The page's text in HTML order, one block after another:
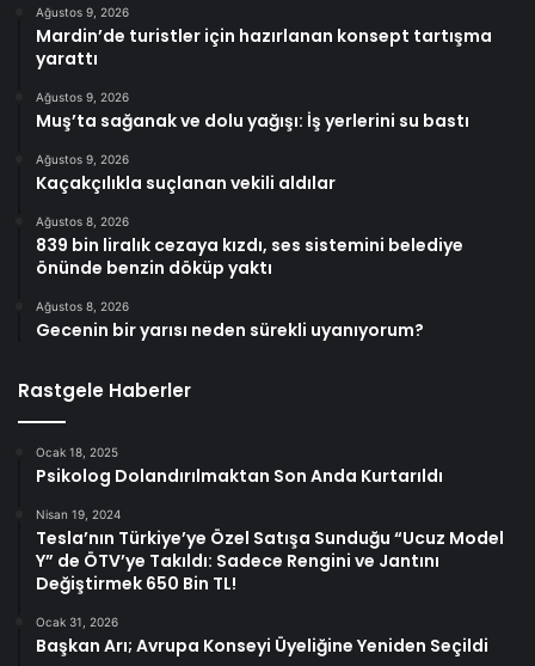
Ağustos 9, 2026
Mardin’de turistler için hazırlanan konsept tartışma
yarattı
Ağustos 9, 2026
Muş’ta sağanak ve dolu yağışı: İş yerlerini su bastı
Ağustos 9, 2026
Kaçakçılıkla suçlanan vekili aldılar
Ağustos 8, 2026
839 bin liralık cezaya kızdı, ses sistemini belediye
önünde benzin döküp yaktı
Ağustos 8, 2026
Gecenin bir yarısı neden sürekli uyanıyorum?
Rastgele Haberler
Ocak 18, 2025
Psikolog Dolandırılmaktan Son Anda Kurtarıldı
Nisan 19, 2024
Tesla’nın Türkiye’ye Özel Satışa Sunduğu “Ucuz Model
Y” de ÖTV’ye Takıldı: Sadece Rengini ve Jantını
Değiştirmek 650 Bin TL!
Ocak 31, 2026
Başkan Arı; Avrupa Konseyi Üyeliğine Yeniden Seçildi